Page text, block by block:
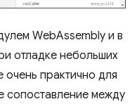
WebAssembly и в
отладке небольших
практично для
сопоставление между